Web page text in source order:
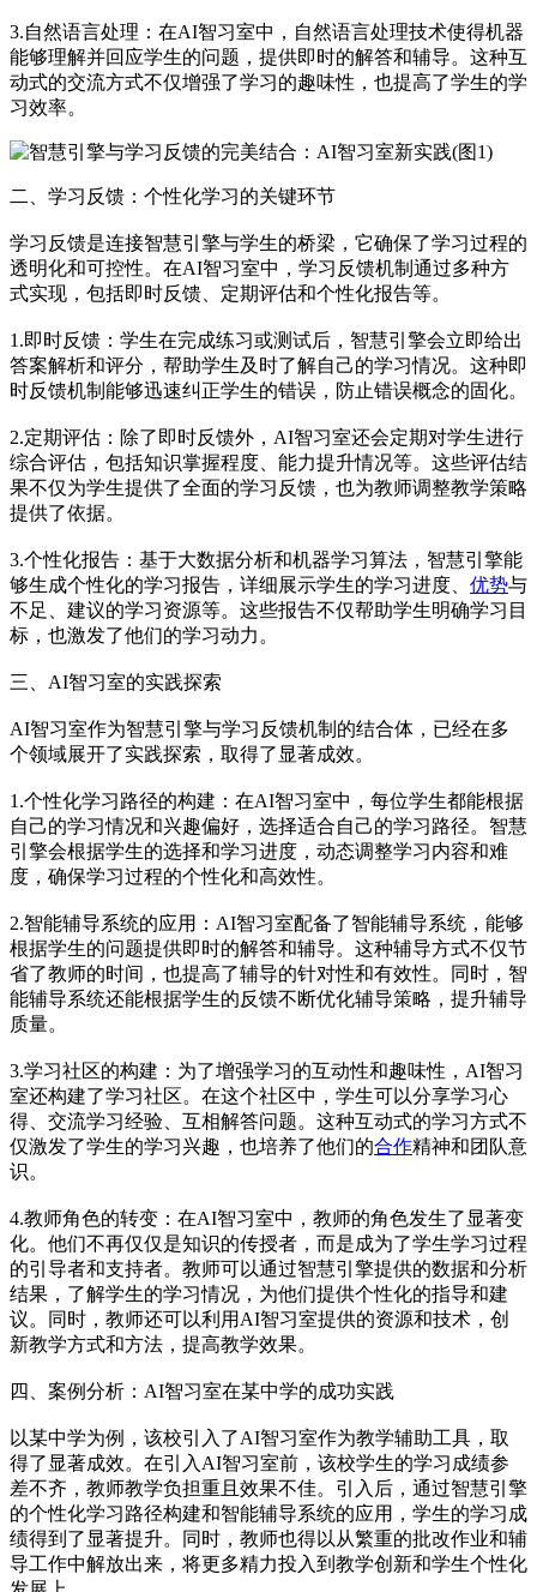
3.自然语言处理：在AI智习室中，自然语言处理技术使得机器
能够理解并回应学生的问题，提供即时的解答和辅导。这种互
动式的交流方式不仅增强了学习的趣味性，也提高了学生的学
习效率。
二、学习反馈：个性化学习的关键环节
学习反馈是连接智慧引擎与学生的桥梁，它确保了学习过程的
透明化和可控性。在AI智习室中，学习反馈机制通过多种方
式实现，包括即时反馈、定期评估和个性化报告等。
1.即时反馈：学生在完成练习或测试后，智慧引擎会立即给出
答案解析和评分，帮助学生及时了解自己的学习情况。这种即
时反馈机制能够迅速纠正学生的错误，防止错误概念的固化。
2.定期评估：除了即时反馈外，AI智习室还会定期对学生进行
综合评估，包括知识掌握程度、能力提升情况等。这些评估结
果不仅为学生提供了全面的学习反馈，也为教师调整教学策略
提供了依据。
3.个性化报告：基于大数据分析和机器学习算法，智慧引擎能
够生成个性化的学习报告，详细展示学生的学习进度、 优势与
不足、建议的学习资源等。这些报告不仅帮助学生明确学习目
标，也激发了他们的学习动力。
三、AI智习室的实践探索
AI智习室作为智慧引擎与学习反馈机制的结合体，已经在多
个领域展开了实践探索，取得了显著成效。
1.个性化学习路径的构建：在AI智习室中，每位学生都能根据
自己的学习情况和兴趣偏好，选择适合自己的学习路径。智慧
引擎会根据学生的选择和学习进度，动态调整学习内容和难
度，确保学习过程的个性化和高效性。
2.智能辅导系统的应用：AI智习室配备了智能辅导系统，能够
根据学生的问题提供即时的解答和辅导。这种辅导方式不仅节
省了教师的时间，也提高了辅导的针对性和有效性。同时，智
能辅导系统还能根据学生的反馈不断优化辅导策略，提升辅导
质量。
3.学习社区的构建：为了增强学习的互动性和趣味性，AI智习
室还构建了学习社区。在这个社区中，学生可以分享学习心
得、交流学习经验、互相解答问题。这种互动式的学习方式不
仅激发了学生的学习兴趣，也培养了他们的合作精神和团队意
识。
4.教师角色的转变：在AI智习室中，教师的角色发生了显著变
化。他们不再仅仅是知识的传授者，而是成为了学生学习过程
的引导者和支持者。教师可以通过智慧引擎提供的数据和分析
结果，了解学生的学习情况，为他们提供个性化的指导和建
议。同时，教师还可以利用AI智习室提供的资源和技术，创
新教学方式和方法，提高教学效果。
四、案例分析：AI智习室在某中学的成功实践
以某中学为例，该校引入了AI智习室作为教学辅助工具，取
得了显著成效。在引入AI智习室前，该校学生的学习成绩参
差不齐，教师教学负担重且效果不佳。引入后，通过智慧引擎
的个性化学习路径构建和智能辅导系统的应用，学生的学习成
绩得到了显著提升。同时，教师也得以从繁重的批改作业和辅
导工作中解放出来，将更多精力投入到教学创新和学生个性化